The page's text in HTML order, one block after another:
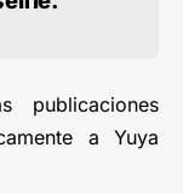
publicaciones
a Yuya